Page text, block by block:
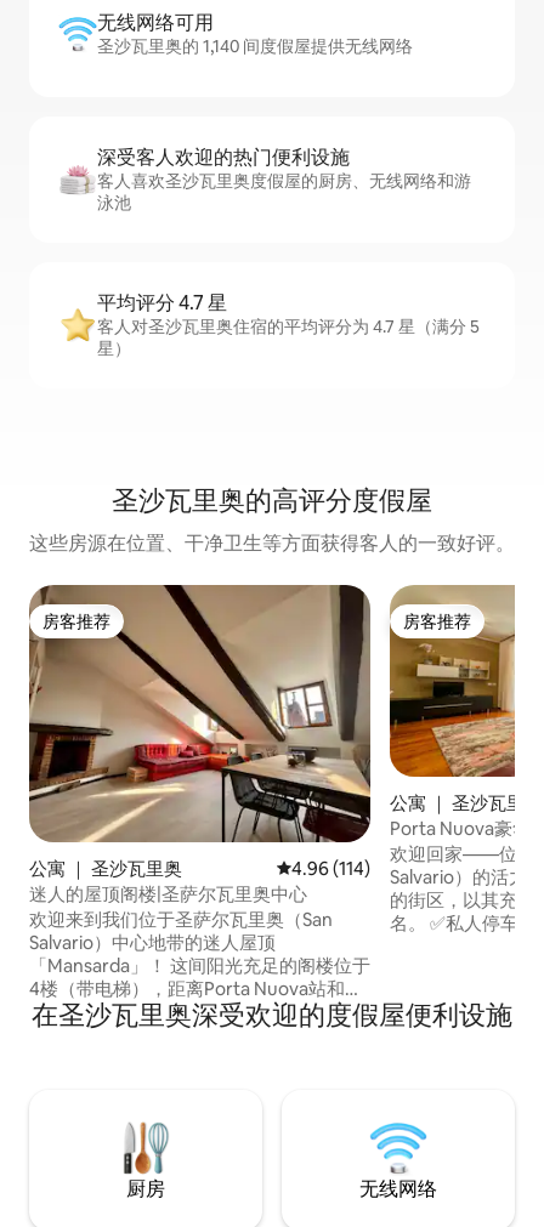
无线网络可用
圣沙瓦里奥的 1,140 间度假屋提供无线网络
深受客人欢迎的热门便利设施
客人喜欢圣沙瓦里奥度假屋的厨房、无线网络和游
泳池
平均评分 4.7 星
客人对圣沙瓦里奥住宿的平均评分为 4.7 星（满分 5
星）
圣沙瓦里奥的高评分度假屋
这些房源在位置、干净卫生等方面获得客人的一致好评。
房客推荐
房客推荐
公寓 ｜ 圣沙瓦里奥 平均评分 4.96 分（满分 5 分），
4.96 (114)
迷人的屋顶阁楼|圣萨尔瓦里奥中心
欢迎来到我们位于圣萨尔瓦里奥（San
Salvario）中心地带的迷人屋顶
「Mansarda」！ 这间阳光充足的阁楼位于
4楼（带电梯），距离Porta Nuova站和
Valentino公园仅5分钟车程，是一个宁静
的避风港。 中文：欢迎来到我们位于圣萨
园仅5分钟路程。
房客推荐
房客推荐
公寓 ｜ 圣沙瓦里奥
Porta Nuova豪华
欢迎回家——位于
Salvario）的活力
的街区，以其充满
名。 ✅私人停车场 ✅ 超快速无线网络
公共交通工具。
在圣沙瓦里奥深受欢迎的度假屋便利设施
厨房 无线网络